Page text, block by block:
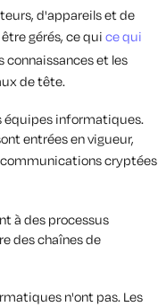
d'appareils et de
gérés, ce qui ce qui
connaissances et les
de tête.
équipes informatiques.
entrées en vigueur,
cryptées
à des processus
des chaînes de
n'ont pas. Les